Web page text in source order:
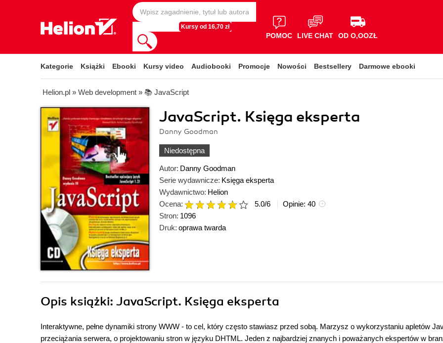
Kursy od 16,70 zł
POMOC LIVE CHAT OD O,OOZŁ
Kategorie Książki Ebooki Kursy video Audiobooki Promocje Nowości Bestsellery Darmowe ebooki
Helion.pl » Web development » 📚 JavaScript
JavaScript. Księga eksperta
Danny Goodman
Niedostępna
Autor: Danny Goodman
Serie wydawnicze: Księga eksperta
Wydawnictwo: Helion
Ocena:
5.0/6 Opinie: 40
Stron: 1096
Druk: oprawa twarda
Opis książki: JavaScript. Księga eksperta
Interaktywne, pełne dynamiki strony WWW - to cel, który często stawiasz przed sobą. Marzysz o wykorzystaniu apletów
przeciążania serwera, o projektowaniu stron w języku DHTML. Jeden z najbardziej znanych i poważanych ekspertów w